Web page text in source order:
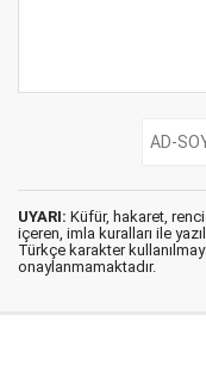
UYARI: Küfür, hakaret,
içeren, imla kuralları ile
Türkçe karakter
onaylanmamaktadır.